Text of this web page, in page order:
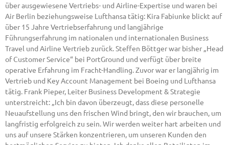
über ausgewiesene Vertriebs- und Airline-Expertise und waren bei
Air Berlin beziehungsweise Lufthansa tätig: Kira Fabiunke blickt auf
über 15 Jahre Vertriebserfahrung und langjährige
Führungserfahrung im nationalen und internationalen Business
Travel und Airline Vertrieb zurück. Steffen Böttger war bisher „Head
of Customer Service“ bei PortGround und verfügt über breite
operative Erfahrung im Fracht-Handling. Zuvor war er langjährig im
Vertrieb und Key Account Management bei Boeing und Lufthansa
tätig. Frank Pieper, Leiter Business Development & Strategie
unterstreicht: „Ich bin davon überzeugt, dass diese personelle
Neuaufstellung uns den frischen Wind bringt, den wir brauchen, um
langfristig erfolgreich zu sein. Wir werden weiter hart arbeiten und
uns auf unsere Stärken konzentrieren, um unseren Kunden den